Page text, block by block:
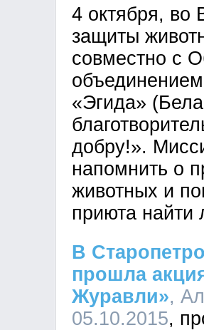
4 октября, во
защиты
совместно с
«Эгида»
добру!».
напомнить о
животных и
приюта
В
прошла
Журавли»,
05.10.2015